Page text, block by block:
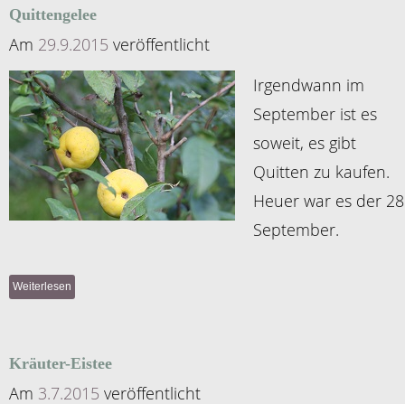
Quittengelee
Am 29.9.2015 veröffentlicht
Irgendwann im
September ist es
soweit, es gibt
Quitten zu kaufen.
Heuer war es der
September.
Weiterlesen
Kräuter-Eistee
Am 3.7.2015 veröffentlicht